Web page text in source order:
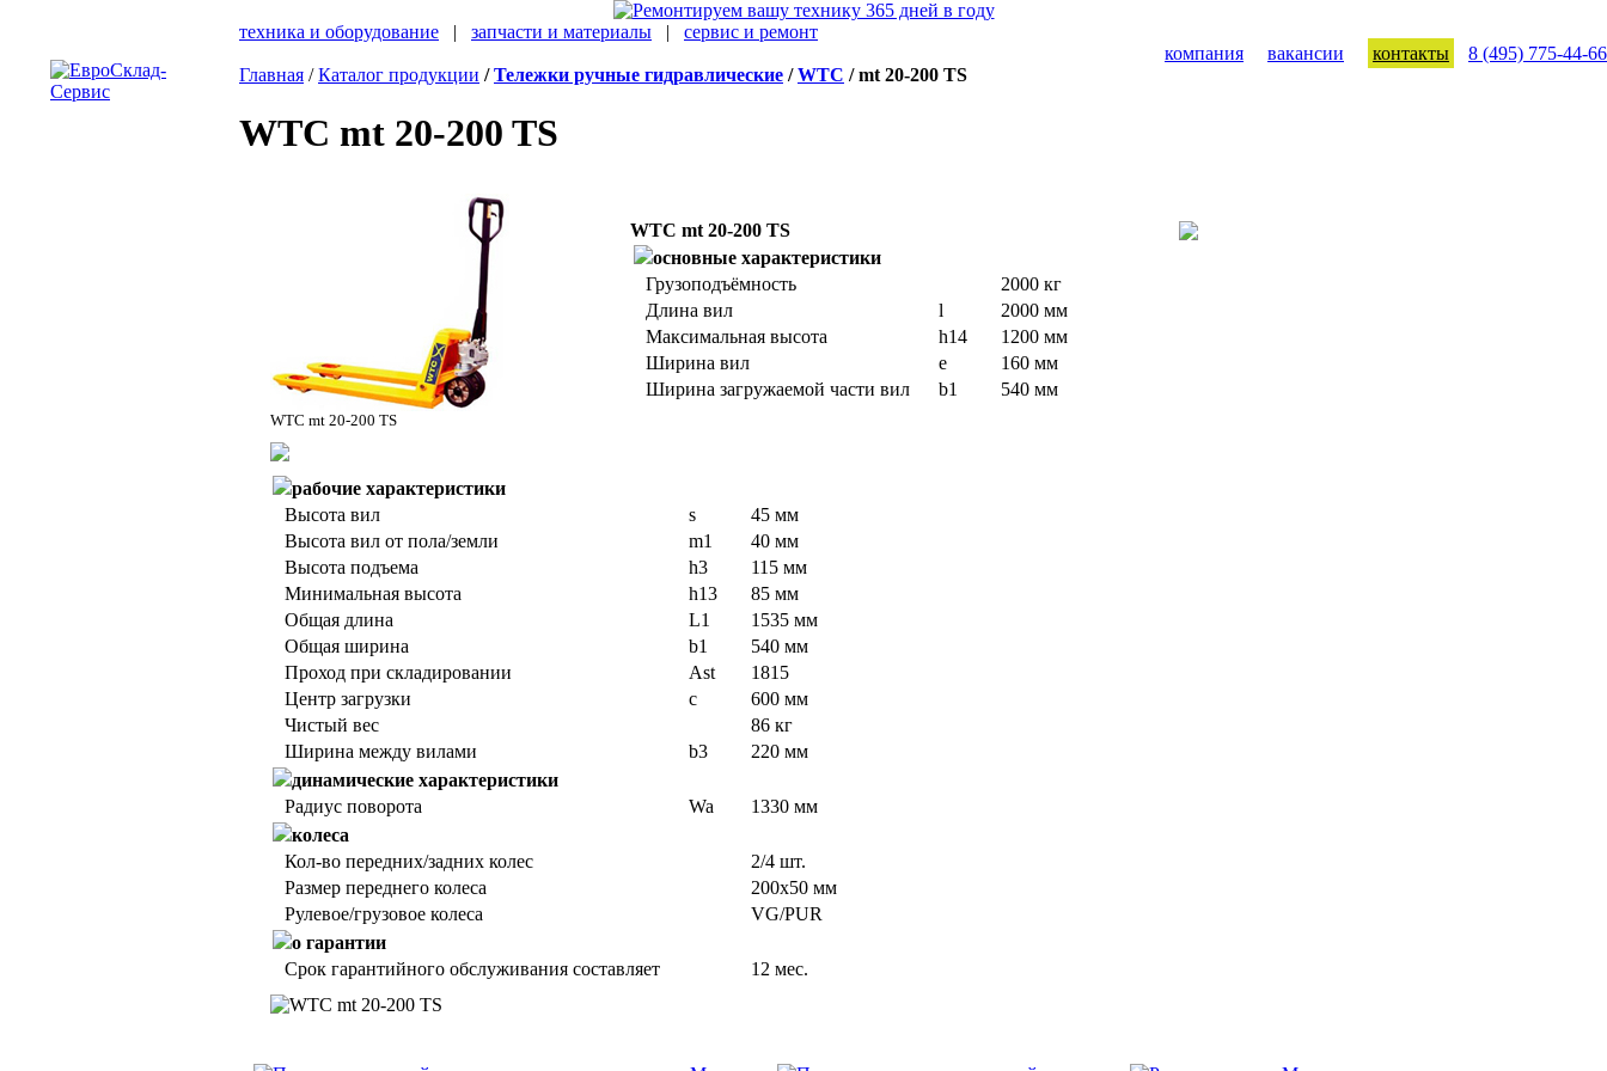
техника и оборудование | запчасти и материалы |
сервис и ремонт
компания
вакансии контакты
8 (495) 775-44-66
Главная /Каталог продукции /Тележки ручные гидравлические /WTC / mt 20-200 TS
WTC mt 20-200 TS
WTC mt 20-200 TS
WTC mt 20-200 TS
основные характеристики
Грузоподъёмность
2000 кг
Длина вил
l
2000 мм
Максимальная высота
h14
1200 мм
Ширина вил
e
160 мм
Ширина загружаемой части вил
b1 540 мм
рабочие характеристики
Высота вил
s
45 мм
Высота вил от пола/земли
m1
40 мм
Высота подъема
h3
115 мм
Минимальная высота
h13
85 мм
Общая длина
L1
1535 мм
Общая ширина
b1
540 мм
Проход при складировании
Ast
1815
Центр загрузки
c
600 мм
Чистый вес
86 кг
Ширина между вилами
b3
220 мм
динамические характеристики
Радиус поворота
Wa
1330 мм
колеса
Кол-во передних/задних колес
2/4 шт.
Размер переднего колеса
200x50 мм
Рулевое/грузовое колеса
VG/PUR
о гарантии
Срок гарантийного обслуживания составляет
12 мес.